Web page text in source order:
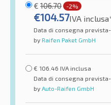
€ 106.70 -2%
€104.57IVA
Data di consegna prevista-
by Raifen Paket GmbH
€ 106.46 IVA inclusa
Data di consegna prevista-
by Auto-Raifen GmbH